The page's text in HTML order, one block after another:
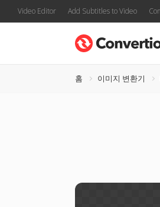
Video Editor Add Subtitles to Video
홈 이미지 변환기